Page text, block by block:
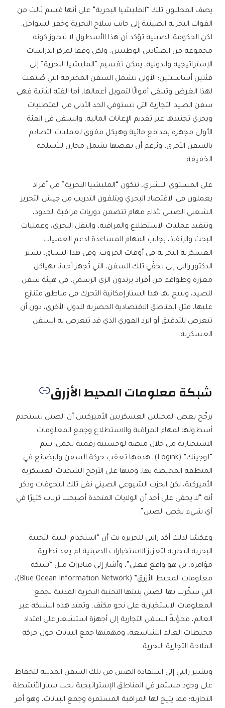
يصف المحللون تلك “المليشيا البحرية” على أنها قسم ثالث من
القوات البحرية الصينية إلى جانب سلاح البحرية وخفر السواحل.
لكن الحكومة الصينية تؤكد أن هذا الأسطول لا يتجاوز كونه
مجموعة من الصيّادين الوطنيين. ولكن وفقا لمركز الدراسات
الإستراتيجية والدولية، يمكن تقسيم “المليشيا البحرية” إلى
فئتين أساسيتين؛ الأولى تشمل السفن المحترفة التي صُنعت
لهذا الغرض وتتلقى أموالًا لتمويل أعمالها، أما الفئة الثانية فهي
سفن الصيد التجارية التي تستوفي الحد الأدنى من المتطلبات
ويجري تجنيدها عبر تقديم الإعانات المالية. والسفن في الفئة
الأولى مجهزة بمدافع مائية وهيكل مقوى لعمليات التصادم
بالسفن الأخرى، ويُزعم أن بعضها يشمل مخازن للأسلحة
الخفيفة.
على المستوى البشري، تتكون “المليشيا البحرية” من أفراد
يعملون في الاقتصاد البحري ويتلقون التدريب من جيش التحرير
الشعبي الصيني لأداء مهام تتضمن دوريات مراقبة الحدود،
وتنفيذ عمليات الاستطلاع والمراقبة، والنقل البحري، وعمليات
البحث والإنقاذ، بجانب المهام المساعدة لدعم العمليات
العسكرية البحرية في أوقات الحروب. وفي هذا السياق، يشير
الدكتور رالبي إلى تخفّي تلك السفن، التي تُجهز أحيانا بهياكل
معززة وطواقم من أفراد يرتدون الزي الرسمي، في هيئة سفن
للصيد، ويتيح لها هذا الستار إمكانية التحرك في مناطق متنازع
عليها، مثل المناطق الاقتصادية الحصرية للدول الأخرى، دون أن
تتعرض للتدقيق أو الرد الفوري الذي قد تتعرض له السفن
العسكرية.
شبكة معلومات المحيط الأزرق
يرجِّح بعض المحللين العسكريين الأميركيين أن الصين تستخدم
أسطولها لمهام المراقبة والاستطلاع وجمع المعلومات
الاستخبارية من خلال منصة لوجستية رقمية تحمل اسم
“لوجينك” (Logink)، هدفها تعقب حركة السفن والبضائع في
المنطقة المحيطة بها، ومنها على الأرجح الشحنات العسكرية
الأميركية، لكن الحزب الشيوعي الصيني نفى تلك التخوفات وذكر
أنه “لا يخفى على أحد أن الولايات المتحدة أصبحت ترتاب كثيرًا في
أي شيء يخص الصين”.
وعكسًا لذلك أكد رالبي للجزيرة نت أن “استخدام البنية التحتية
البحرية التجارية لتعزيز الاستخبارات الصينية لم يعد نظرية
مؤامرة. بل هو واقع فعلي”، وأشار إلى مبادرات مثل “شبكة
معلومات المحيط الأزرق” (Blue Ocean Information Network)،
التي سخّرت بها الصين بنيتها التحتية البحرية المدنية لجمع
المعلومات الاستخبارية على نحو مكثف. وتمتد هذه الشبكة عبر
العالم، محوّلةً السفن التجارية إلى أجهزة استشعار على امتداد
محيطات العالم الشاسعة، ومهمتها جمع البيانات حول حركة
الملاحة التجارية البحرية.
ويشير رالبي إلى استفادة الصين من تلك السفن المدنية للحفاظ
على وجود مستمر في المناطق الإستراتيجية تحت ستار الأنشطة
التجارية؛ مما يتيح لها المراقبة المستمرة وجمع البيانات، وهو أمر